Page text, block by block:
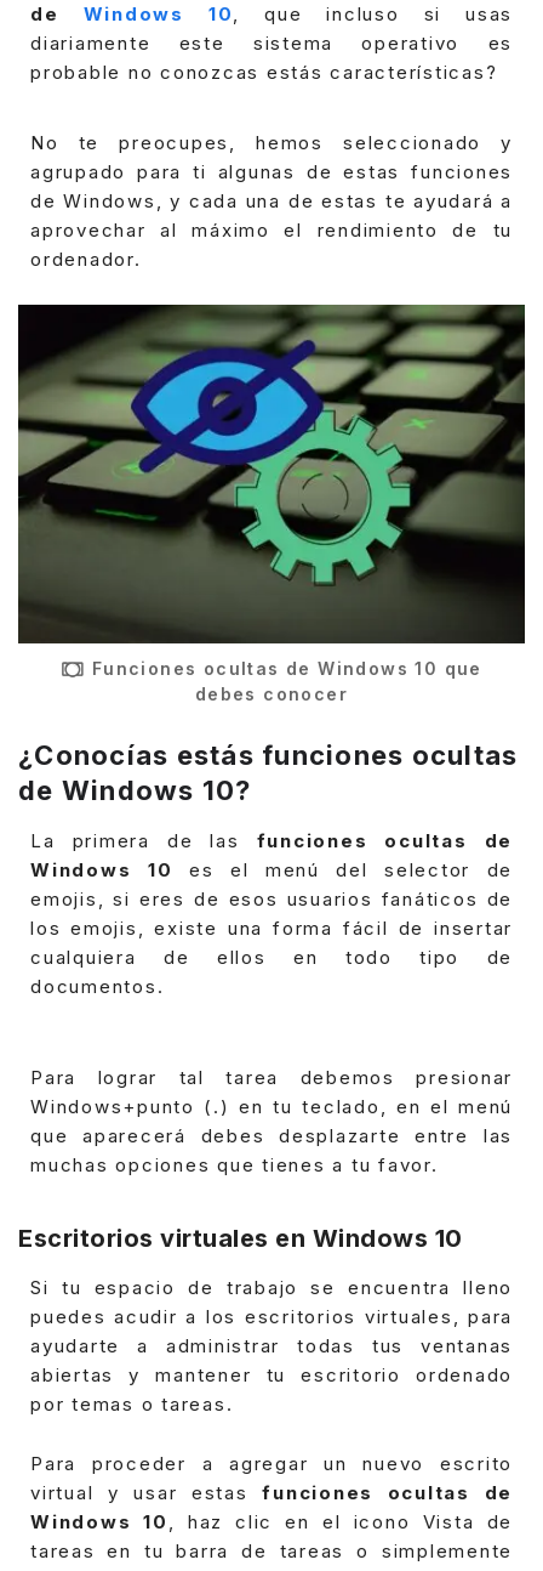
de Windows 10, que incluso si usas
diariamente este sistema operativo es
probable no conozcas estás características?
No te preocupes, hemos seleccionado y
agrupado para ti algunas de estas funciones
de Windows, y cada una de estas te ayudará a
aprovechar al máximo el rendimiento de tu
ordenador.
Funciones ocultas de Windows 10 que
debes conocer
¿Conocías estás funciones ocultas
de Windows 10?
La primera de las funciones ocultas de
Windows 10
es el menú del selector de
emojis, si eres de esos usuarios fanáticos de
los emojis, existe una forma fácil de insertar
cualquiera de ellos en todo tipo de
documentos.
Para lograr tal tarea debemos presionar
Windows+punto (.) en tu teclado, en el menú
que aparecerá debes desplazarte entre las
muchas opciones que tienes a tu favor.
Escritorios virtuales en Windows 10
Si tu espacio de trabajo se encuentra lleno
puedes acudir a los escritorios virtuales, para
ayudarte a administrar todas tus ventanas
abiertas y mantener tu escritorio ordenado
por temas o tareas.
Para proceder a agregar un nuevo escrito
virtual y usar estasfunciones ocultas de
Windows 10 , haz clic en el icono Vista de
tareas en tu barra de tareas o simplemente